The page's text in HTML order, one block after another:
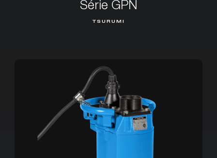
Série GPN
TSURUMI